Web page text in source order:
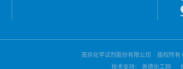
南京化学试剂股份有限公司 版权所有
技术支持： 盖德化工网